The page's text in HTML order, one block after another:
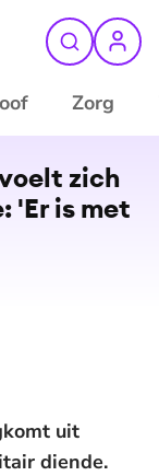
Zorg
Lydia Kruin-Fris
zich
'Er is met
uit
diende.